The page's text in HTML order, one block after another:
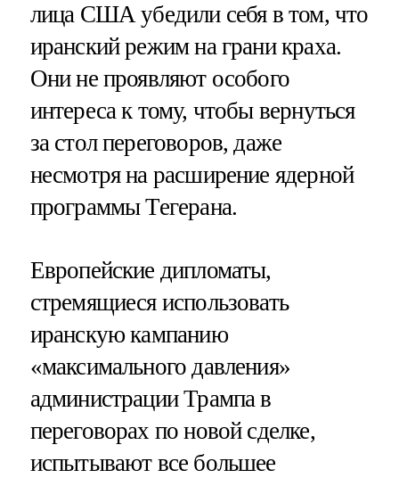
лица США убедили себя в том, что
иранский режим на грани краха.
Они не проявляют особого
интереса к тому, чтобы вернуться
за стол переговоров, даже
несмотря на расширение ядерной
программы Тегерана.
Европейские дипломаты,
стремящиеся использовать
иранскую кампанию
«максимального давления»
администрации Трампа в
переговорах по новой сделке,
испытывают все большее